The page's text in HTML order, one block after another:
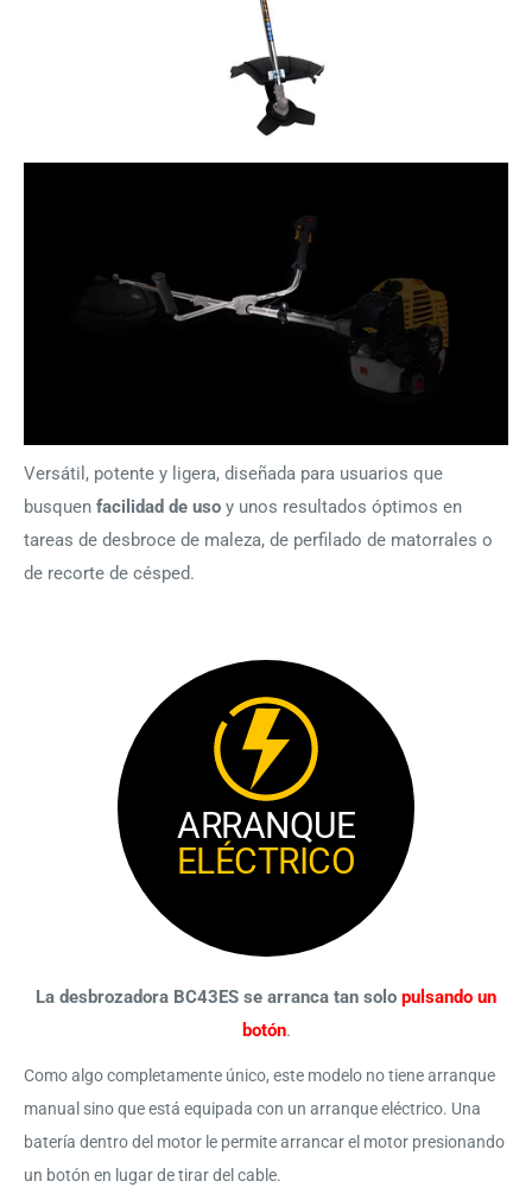
Versátil, potente y ligera, diseñada para usuarios que
busquen facilidad de uso y unos resultados óptimos en
tareas de desbroce de maleza, de perfilado de matorrales o
de recorte de césped.
ARRANQUE
ELÉCTRICO
La desbrozadora BC43ES se arranca tan solo pulsando un
botón.
Como algo completamente único, este modelo no tiene arranque
manual sino que está equipada con un arranque eléctrico. Una
batería dentro del motor le permite arrancar el motor presionando
un botón en lugar de tirar del cable.